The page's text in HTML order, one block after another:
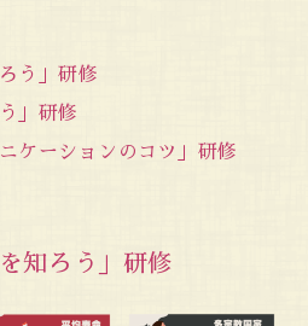
う」研修
」研修
ケーションのコツ」研修
知ろう」研修